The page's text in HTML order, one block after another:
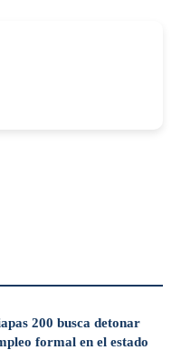
200 busca detonar
formal en el estado